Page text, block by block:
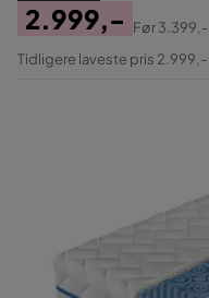
Pris
2.999,-
Original
Før3.399,-
Tidligere laveste pris 2.999,-